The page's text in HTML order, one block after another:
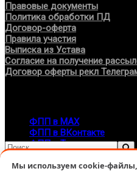
Правовые документы
Политика обработки ПД
Договор-оферта
Правила участия
Выписка из Устава
Согласие на получение
Договор оферты рекл
ФПП в МАХ
ФПП в ВКонтакте
ФПП в Телеграм
7-495-127-10-45
Мы используем cookie-